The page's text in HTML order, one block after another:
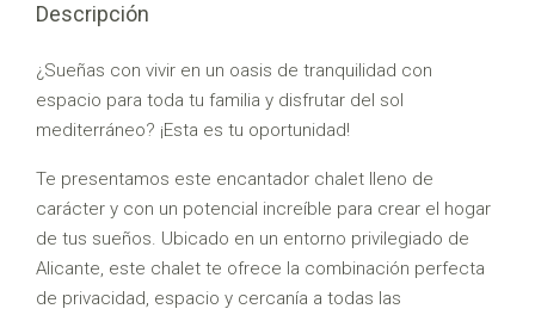
Descripción
¿Sueñas con vivir en un oasis de tranquilidad con
espacio para toda tu familia y disfrutar del sol
mediterráneo? ¡Esta es tu oportunidad!
Te presentamos este encantador chalet lleno de
carácter y con un potencial increíble para crear el hogar
de tus sueños. Ubicado en un entorno privilegiado de
Alicante, este chalet te ofrece la combinación perfecta
de privacidad, espacio y cercanía a todas las